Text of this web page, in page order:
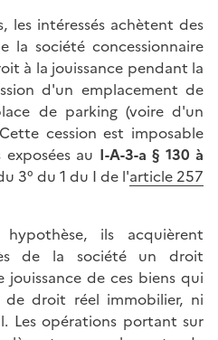
les intéressés achètent des
la société concessionnaire
à la jouissance pendant la
d'un emplacement de
de parking (voire d'un
cession est imposable
au I-A-3-a § 130 à
3° du 1 du I de l'article 257
ils acquièrent
de la société un droit
de ces biens qui
droit réel immobilier, ni
Les opérations portant sur